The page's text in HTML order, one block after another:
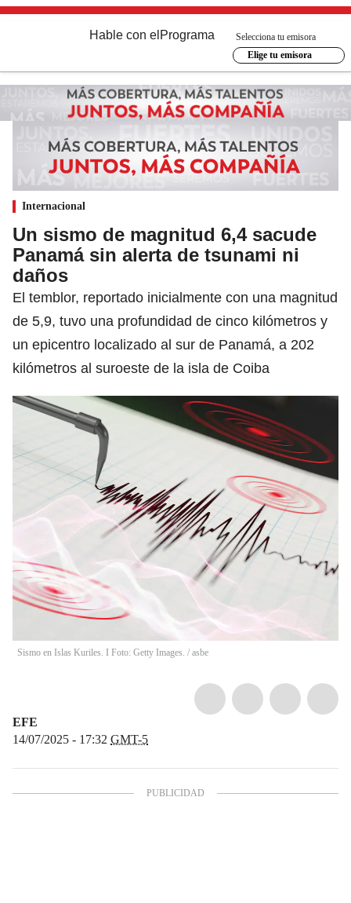
Hable con el Programa
Selecciona tu emisora
Elige tu emisora
Internacional
Un sismo de magnitud 6,4 sacude
Panamá sin alerta de tsunami ni
daños
El temblor, reportado inicialmente con una magnitud
de 5,9, tuvo una profundidad de cinco kilómetros y
un epicentro localizado al sur de Panamá, a 202
kilómetros al suroeste de la isla de Coiba
Sismo en Islas Kuriles. I Foto: Getty Images. / asbe
EFE
14/07/2025 - 17:32 GMT-5